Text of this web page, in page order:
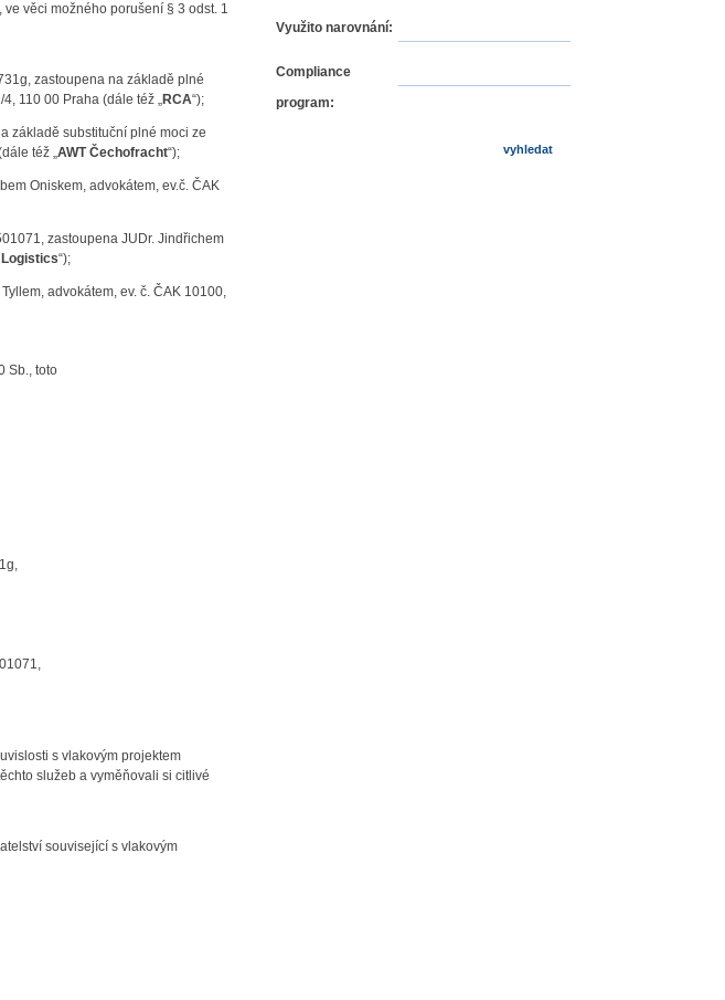
věci možného porušení § 3 odst. 1
zastoupena na základě plné
110 00 Praha (dále též „RCA“);
základě substituční plné moci ze
též „AWT Čechofracht“);
Oniskem, advokátem, ev.č. ČAK
zastoupena JUDr. Jindřichem
“);
advokátem, ev. č. ČAK 10100,
toto
s vlakovým projektem
služeb a vyměňovali si citlivé
související s vlakovým
Využito narovnání:
Compliance
program: